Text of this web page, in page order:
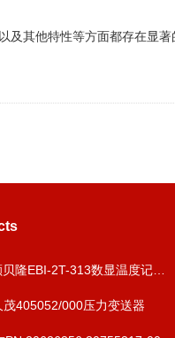
其他特性等方面都存在显
茂405052/000压力变送器